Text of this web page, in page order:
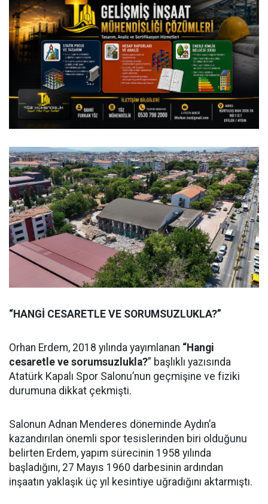
“HANGİ CESARETLE VE SORUMSUZLUKLA?”
Orhan Erdem, 2018 yılında yayımlanan “Hangi
cesaretle ve sorumsuzlukla?” başlıklı yazısında
Atatürk Kapalı Spor Salonu’nun geçmişine ve fiziki
durumuna dikkat çekmişti.
Salonun Adnan Menderes döneminde Aydın’a
kazandırılan önemli spor tesislerinden biri olduğunu
belirten Erdem, yapım sürecinin 1958 yılında
başladığını, 27 Mayıs 1960 darbesinin ardından
inşaatın yaklaşık üç yıl kesintiye uğradığını aktarmıştı.